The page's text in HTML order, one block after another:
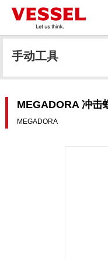
手动工具
MEGADORA 冲
MEGADORA